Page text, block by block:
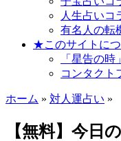
人生占いコ
有名人の転
★このサイトに
「星告の時
コンタクト
ホーム » 対人運占い »
【無料】今日